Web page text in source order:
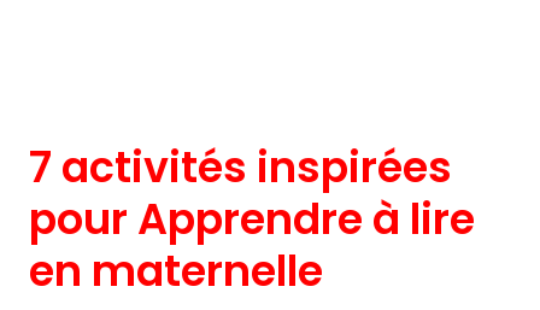
7 activités inspirées
pour Apprendre à lire
en maternelle